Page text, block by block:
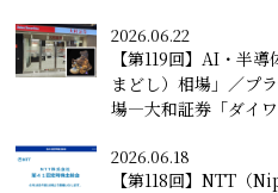
2026.06.22
【第119回】AI・半
まどし）相場」／プ
場―大和証券「ダイ
2026.06.18
【第118回】NTT（